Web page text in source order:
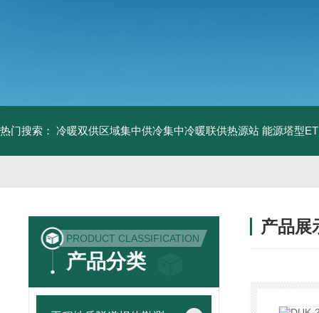
热门搜索： 冷暖双供区域集中供冷集中冷暖联供热源站 能源塔型
PRODUCT CLASSIFICATION
产品分类
产品展